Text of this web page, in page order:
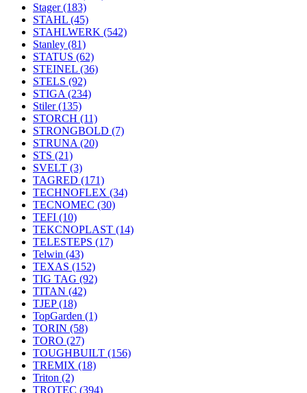
Stager(183)
STAHL (45)
STAHLWERK (542)
Stanley (81)
STATUS (62)
STEINEL (36)
STELS (92)
STIGA (234)
Stiler(135)
STORCH (11)
STRONGBOLD (7)
STRUNA (20)
STS (21)
SVELT (3)
TAGRED (171)
TECHNOFLEX (34)
TECNOMEC (30)
TEFI (10)
TEKCNOPLAST (14)
TELESTEPS (17)
Telwin (43)
TEXAS (152)
TIG TAG (92)
TITAN (42)
TJEP(18)
TopGarden (1)
TORIN (58)
TORO (27)
TOUGHBUILT (156)
TREMIX (18)
Triton (2)
TROTEC (394)